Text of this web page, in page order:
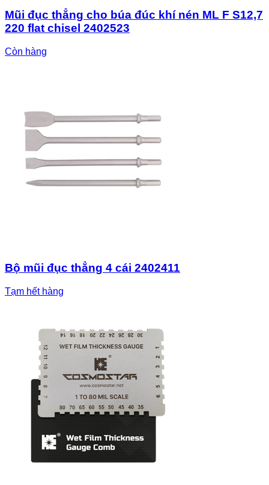
Mũi đục thẳng cho búa đúc khí nén ML F S12,7
220 flat chisel 2402523
Còn hàng
Bộ mũi đục thẳng 4 cái 2402411
Tạm hết hàng